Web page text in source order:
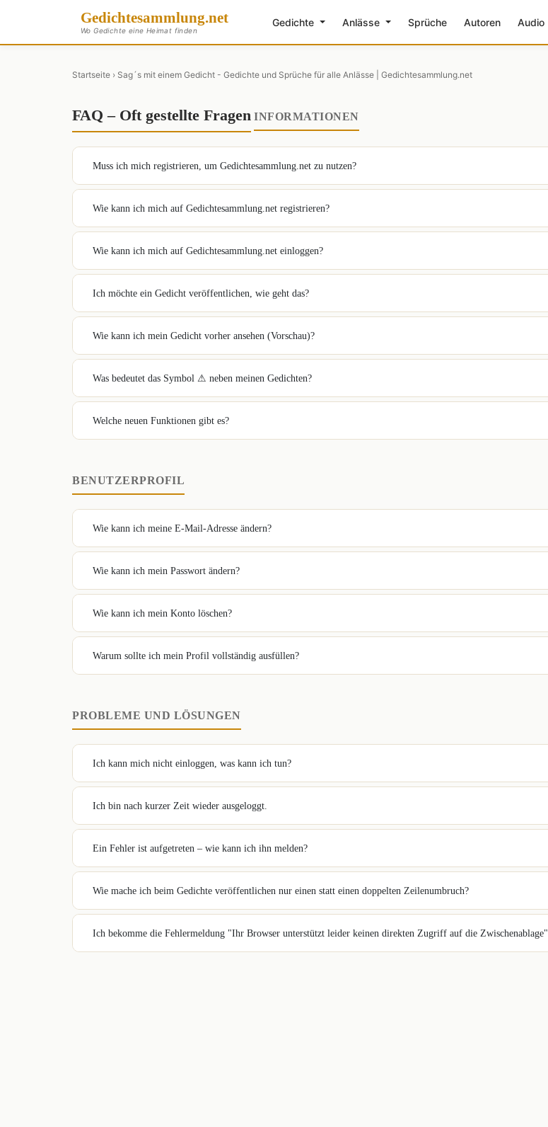
Gedichtesammlung.net
Wo Gedichte eine Heimat finden
Gedichte Anlässe Sprüche Autoren Audio
Startseite › Sag´s mit einem Gedicht - Gedichte und Sprüche für alle Anlässe | Gedichtesammlung.net
FAQ – Oft gestellte Fragen INFORMATIONEN
Muss ich mich registrieren, um Gedichtesammlung.net zu nutzen?
Wie kann ich mich auf Gedichtesammlung.net registrieren?
Wie kann ich mich auf Gedichtesammlung.net einloggen?
Ich möchte ein Gedicht veröffentlichen, wie geht das?
Wie kann ich mein Gedicht vorher ansehen (Vorschau)?
Was bedeutet das Symbol ⚠ neben meinen Gedichten?
Welche neuen Funktionen gibt es?
BENUTZERPROFIL
Wie kann ich meine E-Mail-Adresse ändern?
Wie kann ich mein Passwort ändern?
Wie kann ich mein Konto löschen?
Warum sollte ich mein Profil vollständig ausfüllen?
PROBLEME UND LÖSUNGEN
Ich kann mich nicht einloggen, was kann ich tun?
Ich bin nach kurzer Zeit wieder ausgeloggt.
Ein Fehler ist aufgetreten – wie kann ich ihn melden?
Wie mache ich beim Gedichte veröffentlichen nur einen statt einen doppelten Zeilenumbruch?
Ich bekomme die Fehlermeldung "Ihr Browser unterstützt leider keinen direkten Zugriff auf die Zwischenablage".